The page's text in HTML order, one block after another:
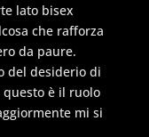
lato bisex
che rafforza
da paure.
del desiderio di
questo è il ruolo
mi si